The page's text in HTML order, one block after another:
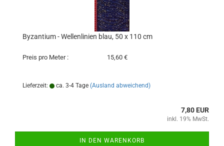
Byzantium - Wellenlinien blau, 50 x 110 cm
Preis pro Meter : 15,60 €
Lieferzeit: ca. 3-4 Tage (Ausland abweichend)
7,80 EUR
inkl. 19% MwSt.
IN DEN WARENKORB